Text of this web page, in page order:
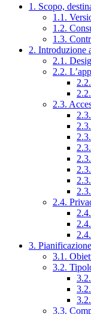
1. Scopo,
1.1.
1.2.
1.3.
2. Introduzione
2.1.
2.2.
2.3.
2.4.
3.
3.1.
3.2.
3.3.